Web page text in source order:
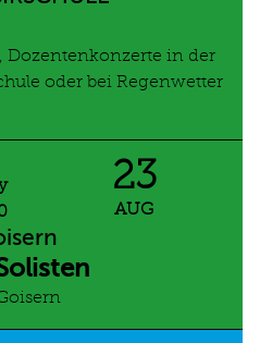
Dozentenkonzerte in der
oder bei Regenwetter
23
AUG